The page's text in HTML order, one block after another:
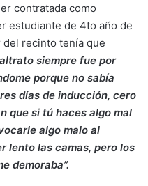
contratada como
estudiante de 4to año de
recinto tenía que
siempre fue por
porque no sabía
días de inducción, cero
que si tú haces algo mal
algo malo al
lento las camas, pero los
demoraba”.